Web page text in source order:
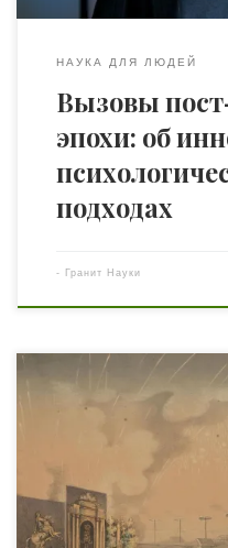
НАУКА ДЛЯ ЛЮДЕЙ
Вызовы
эпохи: об
подходах
- Гранит Науки
Александр Ильич
русской технической
выдающихся
техники. Ему
технического
электротехнических
пожарных локомобилей,